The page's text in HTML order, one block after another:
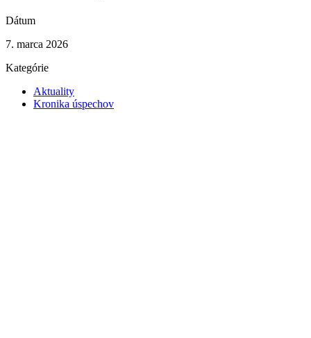
Dátum
7. marca 2026
Kategórie
Aktuality
Kronika úspechov